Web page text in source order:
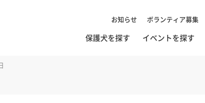
お知らせ ボランティア募集
保護犬を探す イベントを探す